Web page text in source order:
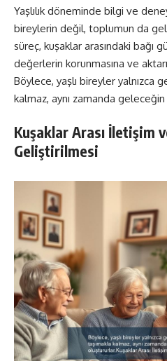
Yaşlılık döneminde bilgi ve
bireylerin değil, toplumun da
süreç, kuşaklar arasındaki bağı
değerlerin korunmasına ve
Böylece, yaşlı bireyler yalnızca
kalmaz, aynı zamanda
Kuşaklar Arası İletişim
Geliştirilmesi